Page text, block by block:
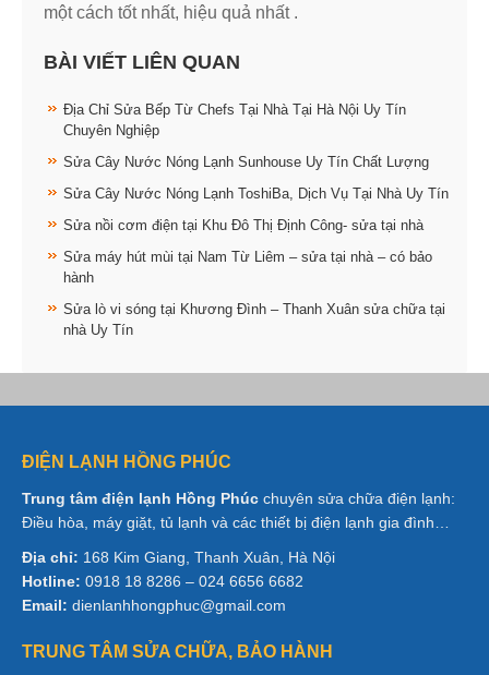
một cách tốt nhất, hiệu quả nhất .
BÀI VIẾT LIÊN QUAN
Địa Chỉ Sửa Bếp Từ Chefs Tại Nhà Tại Hà Nội Uy Tín
Chuyên Nghiệp
Sửa Cây Nước Nóng Lạnh Sunhouse Uy Tín Chất Lượng
Sửa Cây Nước Nóng Lạnh ToshiBa, Dịch Vụ Tại Nhà Uy Tín
Sửa nồi cơm điện tại Khu Đô Thị Định Công- sửa tại nhà
Sửa máy hút mùi tại Nam Từ Liêm – sửa tại nhà – có bảo
hành
Sửa lò vi sóng tại Khương Đình – Thanh Xuân sửa chữa tại
nhà Uy Tín
ĐIỆN LẠNH HỒNG PHÚC
Trung tâm điện lạnh Hồng Phúc chuyên sửa chữa điện lạnh:
Điều hòa, máy giặt, tủ lạnh và các thiết bị điện lạnh gia đình…
Địa chỉ: 168 Kim Giang, Thanh Xuân, Hà Nội
Hotline: 0918 18 8286 – 024 6656 6682
Email: dienlanhhongphuc@gmail.com
TRUNG TÂM SỬA CHỮA, BẢO HÀNH